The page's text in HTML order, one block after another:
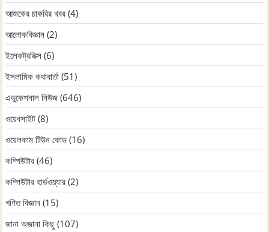
আজকের চাকরির খবর (4)
আলোকবিজ্ঞান (2)
ইলেকট্রনিক্স (6)
ইসলামিক কথাবার্তা (51)
এডুকেশনাল নিউজ (646)
ওয়েবসাইট (8)
ওয়েলকাম টিউন কোড (16)
কম্পিউটার (46)
কম্পিউটার হার্ডওয়্যার (2)
গণিত বিজ্ঞান (15)
জানা অজানা কিছু (107)